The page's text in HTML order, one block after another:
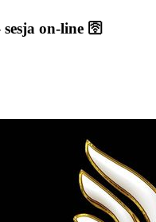
on-line 🛜